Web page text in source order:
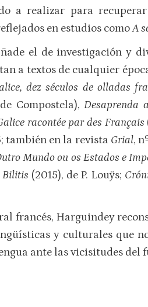
a realizar para
en estudios comoA
el de investigación y
a textos de cualquier
dez séculos de olladas
Compostela),Desaprenda
racontée par des Français
también en la revista Grial,
Mundo ou os Estados e
Bilitis (2015), de P. Louÿs;
francés, Harguindey
y culturales que
ante las vicisitudes del